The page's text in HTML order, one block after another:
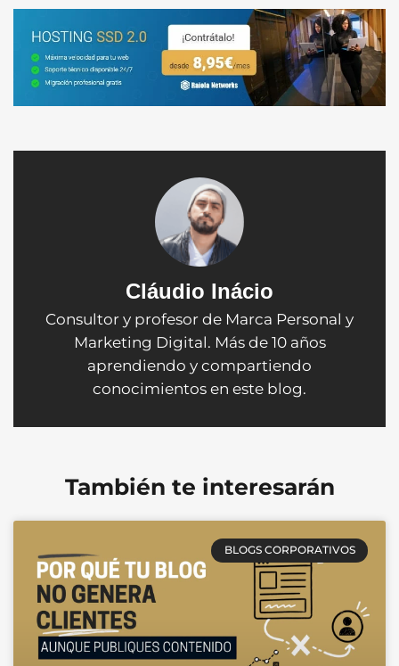
Cláudio Inácio
Consultor y profesor de Marca Personal y
Marketing Digital. Más de 10 años
aprendiendo y compartiendo
conocimientos en este blog.
También te interesarán
BLOGS CORPORATIVOS